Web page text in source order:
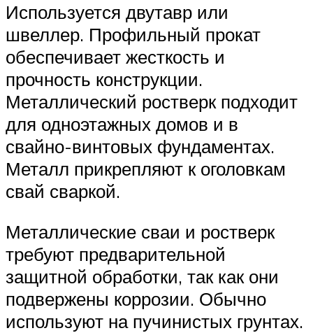
Используется двутавр или
швеллер. Профильный прокат
обеспечивает жесткость и
прочность конструкции.
Металлический ростверк подходит
для одноэтажных домов и в
свайно-винтовых фундаментах.
Металл прикрепляют к оголовкам
свай сваркой.
Металлические сваи и ростверк
требуют предварительной
защитной обработки, так как они
подвержены коррозии. Обычно
используют на пучинистых грунтах.